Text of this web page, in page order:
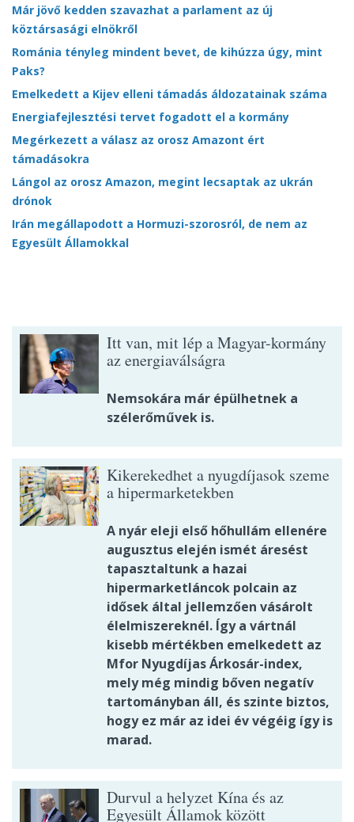
Már jövő kedden szavazhat a parlament az új
köztársasági elnökről
Románia tényleg mindent bevet, de kihúzza úgy, mint
Paks?
Emelkedett a Kijev elleni támadás áldozatainak száma
Energiafejlesztési tervet fogadott el a kormány
Megérkezett a válasz az orosz Amazont ért
támadásokra
Lángol az orosz Amazon, megint lecsaptak az ukrán
drónok
Irán megállapodott a Hormuzi-szorosról, de nem az
Egyesült Államokkal
Itt van, mit lép a Magyar-kormány
az energiaválságra
Nemsokára már épülhetnek a
szélerőművek is.
Kikerekedhet a nyugdíjasok szeme
a hipermarketekben
A nyár eleji első hőhullám ellenére
augusztus elején ismét áresést
tapasztaltunk a hazai
hipermarketláncok polcain az
idősek által jellemzően vásárolt
élelmiszereknél. Így a vártnál
kisebb mértékben emelkedett az
Mfor Nyugdíjas Árkosár-index,
mely még mindig bőven negatív
tartományban áll, és szinte biztos,
hogy ez már az idei év végéig így is
marad.
Durvul a helyzet Kína és az
Egyesült Államok között